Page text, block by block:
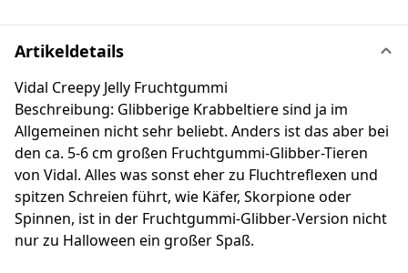
Artikeldetails
Vidal Creepy Jelly Fruchtgummi
Beschreibung: Glibberige Krabbeltiere sind ja im
Allgemeinen nicht sehr beliebt. Anders ist das aber bei
den ca. 5-6 cm großen Fruchtgummi-Glibber-Tieren
von Vidal. Alles was sonst eher zu Fluchtreflexen und
spitzen Schreien führt, wie Käfer, Skorpione oder
Spinnen, ist in der Fruchtgummi-Glibber-Version nicht
nur zu Halloween ein großer Spaß.